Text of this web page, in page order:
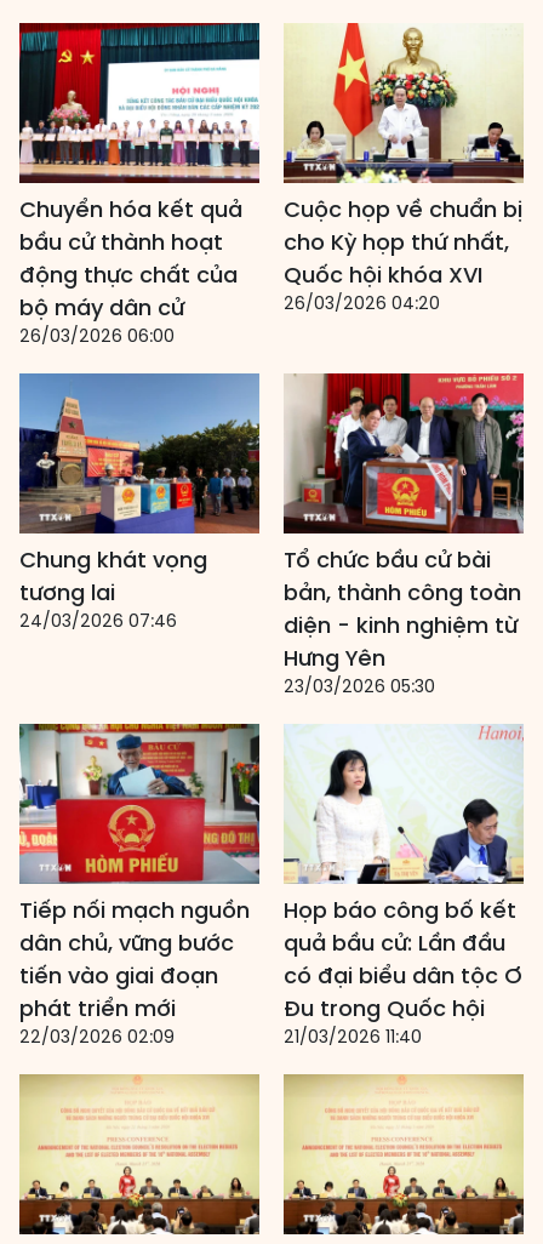
Chuyển hóa kết quả
bầu cử thành hoạt
động thực chất của
bộ máy dân cử
26/03/2026 06:00
Cuộc họp về chuẩn bị
cho Kỳ họp thứ nhất,
Quốc hội khóa XVI
26/03/2026 04:20
Chung khát vọng
tương lai
24/03/2026 07:46
Tổ chức bầu cử bài
bản, thành công toàn
diện - kinh nghiệm từ
Hưng Yên
23/03/2026 05:30
Tiếp nối mạch nguồn
dân chủ, vững bước
tiến vào giai đoạn
phát triển mới
22/03/2026 02:09
Họp báo công bố kết
quả bầu cử: Lần đầu
có đại biểu dân tộc Ơ
Đu trong Quốc hội
21/03/2026 11:40